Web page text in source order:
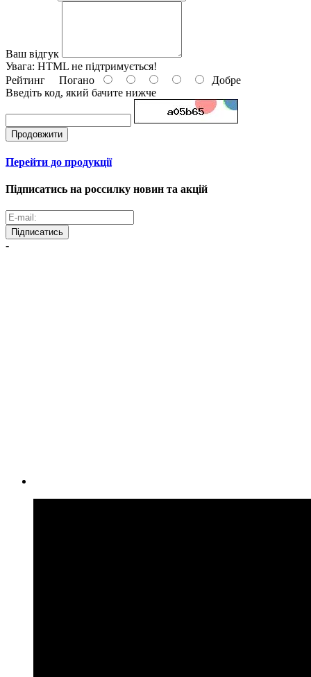
Ваш відгук
Увага: HTML не підтримується!
Рейтинг Погано
Добре
Введіть код, який бачите нижче
Продовжити
Перейти до продукції
Підписатись на россилку новин та акцій
Підписатись
-